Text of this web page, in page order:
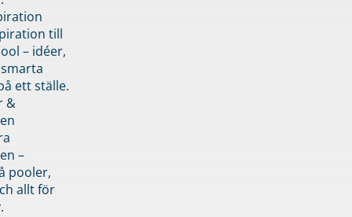
till
– idéer,
ett ställe.
&
–
pooler,
allt för